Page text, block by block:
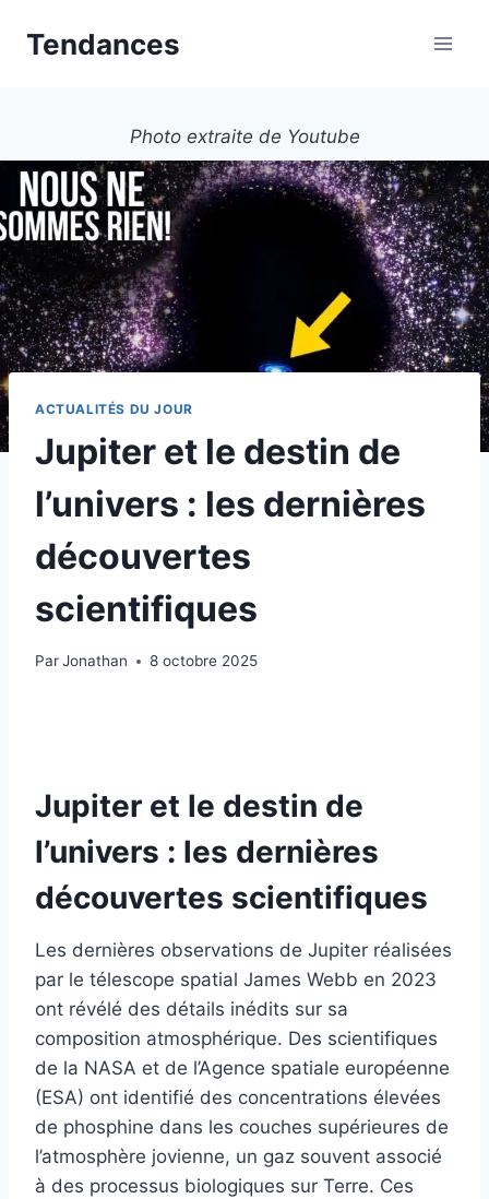
Tendances
Photo extraite de Youtube
ACTUALITÉS DU JOUR
Jupiter et le destin de
l’univers : les dernières
découvertes
scientifiques
ParJonathan 8 octobre 2025
Jupiter et le destin de
l’univers : les dernières
découvertes scientifiques
Les dernières observations de Jupiter réalisées
par le télescope spatial James Webb en 2023
ont révélé des détails inédits sur sa
composition atmosphérique. Des scientifiques
de la NASA et de l’Agence spatiale européenne
(ESA) ont identifié des concentrations élevées
de phosphine dans les couches supérieures de
l’atmosphère jovienne, un gaz souvent associé
à des processus biologiques sur Terre. Ces